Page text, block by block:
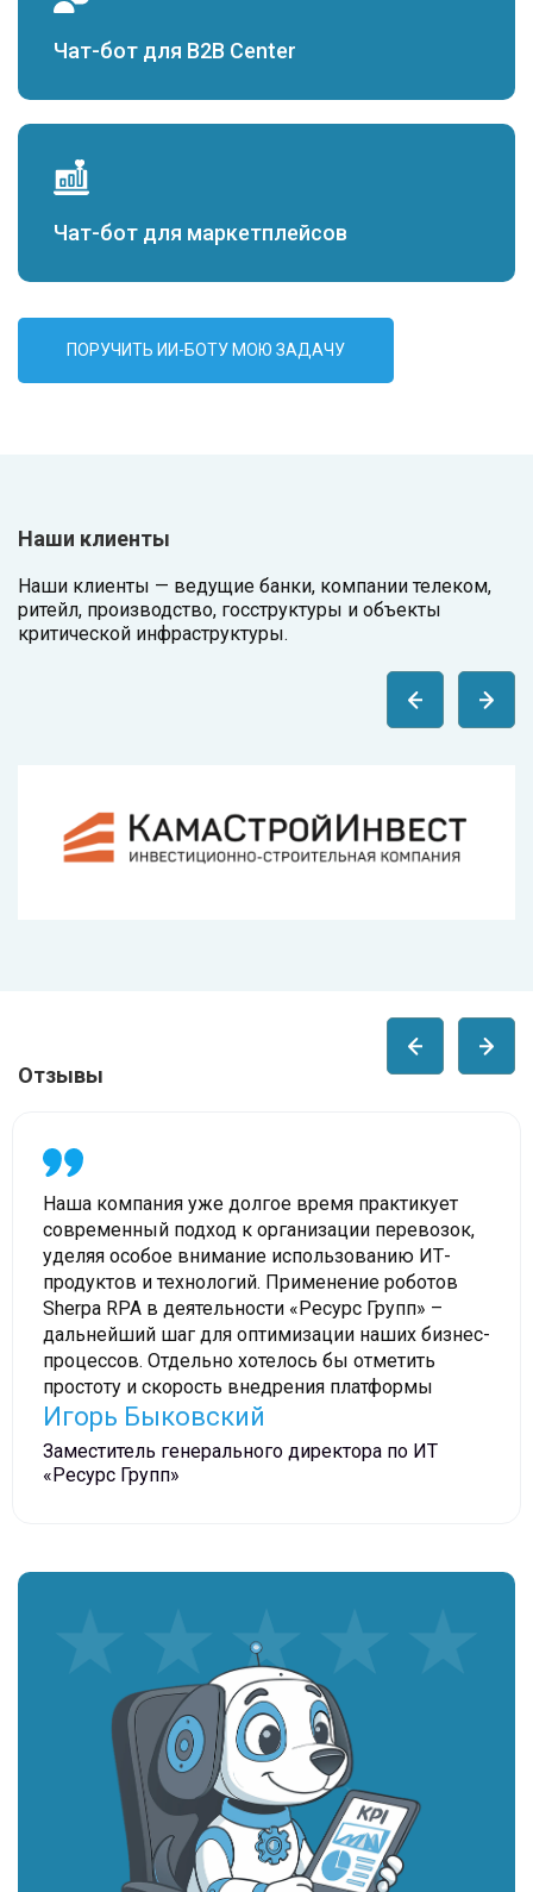
Чат-бот для B2B Center
Чат-бот для маркетплейсов
ПОРУЧИТЬ ИИ-БОТУ МОЮ ЗАДАЧУ
Наши клиенты
Наши клиенты — ведущие банки, компании телеком,
ритейл, производство, госструктуры и объекты
критической инфраструктуры.
Отзывы
Наша компания уже долгое время практикует
современный подход к организации перевозок,
уделяя особое внимание использованию ИТ-
продуктов и технологий. Применение роботов
Sherpa RPA в деятельности «Ресурс Групп» –
дальнейший шаг для оптимизации наших бизнес-
процессов. Отдельно хотелось бы отметить
простоту и скорость внедрения платформы
Игорь Быковский
Заместитель генерального директора по ИТ
«Ресурс Групп»